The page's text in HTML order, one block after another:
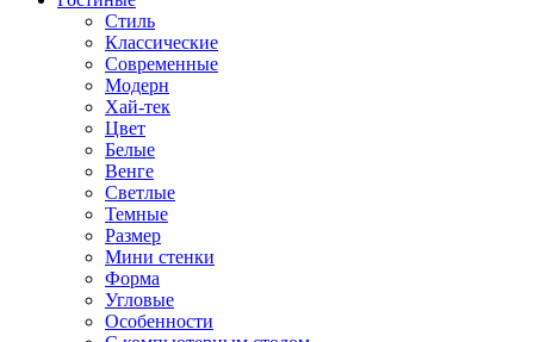
Стиль
Классические
Современные
Модерн
Хай-тек
Цвет
Белые
Венге
Светлые
Темные
Размер
Мини стенки
Форма
Угловые
Особенности